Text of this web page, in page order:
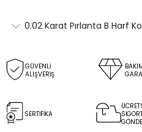
0.02 Karat Pırlanta B Harf
GÜVENLİ
ALIŞVERİŞ
SERTİFİKA